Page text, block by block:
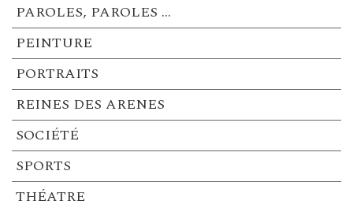
PAROLES, PAROLES …
PEINTURE
PORTRAITS
REINES DES ARENES
SOCIÉTÉ
SPORTS
THÉATRE